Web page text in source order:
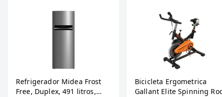
Refrigerador Midea Frost
Free, Duplex, 491 litros,
Bicicleta Ergometrica
Gallant Elite Spinning